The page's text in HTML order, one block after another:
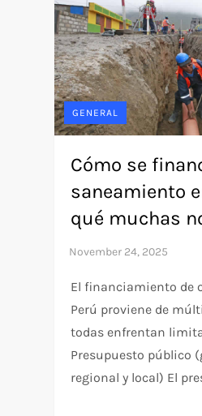
GENERAL
Cómo se
saneamiento
qué muchas
El financiamiento de
Perú proviene de
todas enfrentan
Presupuesto público
regional y local) El